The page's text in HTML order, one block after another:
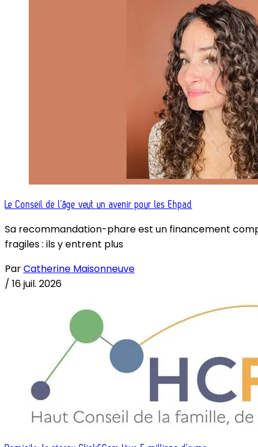
Le Conseil de l’âge veut un avenir pour les Ehpad
Sa recommandation-phare est un financement
fragiles : ils y entrent plus
ParCatherine Maisonneuve
/ 16 juil. 2026